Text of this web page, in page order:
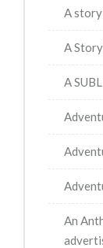
A story
A
A
An